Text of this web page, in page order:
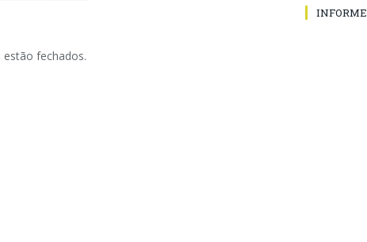
INFORME
fechados.